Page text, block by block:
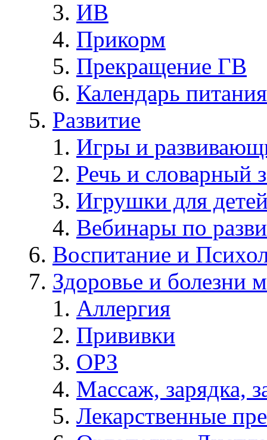
ИВ
Прикорм
Прекращение ГВ
Календарь питания
Развитие
Игры и
Речь и словарный
Игрушки для
Вебинары по
Воспитание и
Здоровье и болезни
Аллергия
Прививки
ОРЗ
Массаж, зарядка,
Лекарственные